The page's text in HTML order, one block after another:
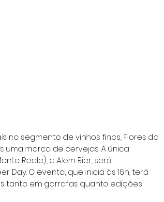
no segmento de vinhos finos, Flores da
uma marca de cervejas. A única
Reale), a Alem Bier, será
Day. O evento, que inicia às 16h, terá
tanto em garrafas quanto edições